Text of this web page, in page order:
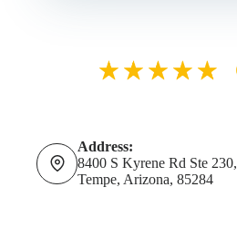
Address:
8400 S Kyrene Rd Ste 230,
Tempe, Arizona, 85284